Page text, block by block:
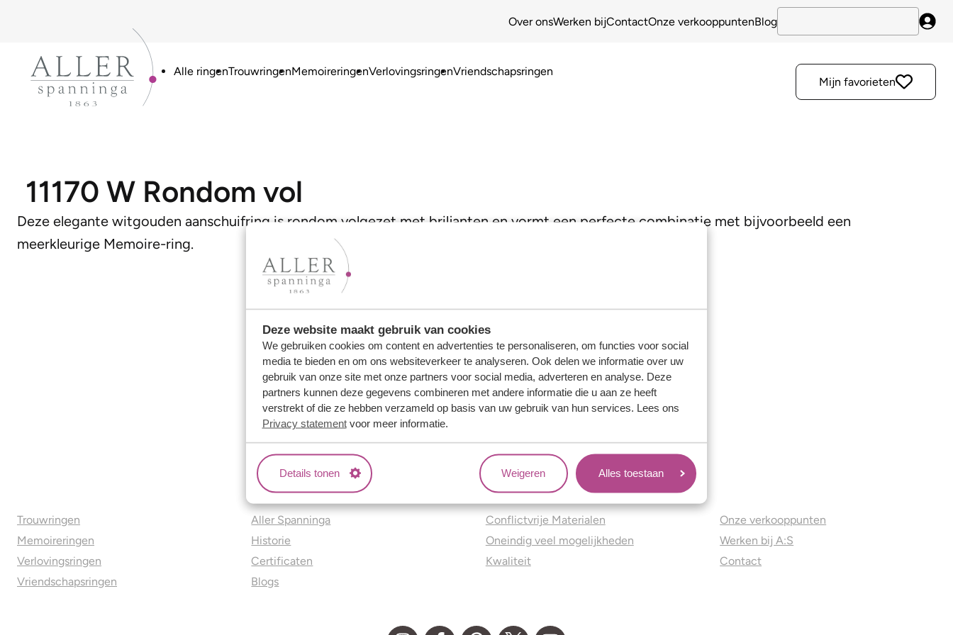
Deze website maakt gebruik van cookies
We gebruiken cookies om content en advertenties te personaliseren, om functies voor social
media te bieden en om ons websiteverkeer te analyseren. Ook delen we informatie over uw
gebruik van onze site met onze partners voor social media, adverteren en analyse. Deze
partners kunnen deze gegevens combineren met andere informatie die u aan ze heeft
verstrekt of die ze hebben verzameld op basis van uw gebruik van hun services. Lees ons
Privacy statementvoor meer informatie.
Details tonen Weigeren Alles toestaan
Over onsWerken bijContactOnze verkooppuntenBlog
Alle ringenTrouwringenMemoireringenVerlovingsringenVriendschapsringen
Mijn favorieten
11170 W Rondom vol
Deze elegante witgouden aanschuifring is rondom volgezet met briljanten en vormt een perfecte combinatie met bijvoorbeeld een
meerkleurige Memoire-ring.
Trouwringen
Memoireringen
Verlovingsringen
Vriendschapsringen
Over ons
Aller Spanninga
Historie
Certificaten
Blogs
Jouw voordelen
Conflictvrije Materialen
Oneindig veel mogelijkheden
Kwaliteit
Onze verkooppunten
Werken bij A:S
Contact